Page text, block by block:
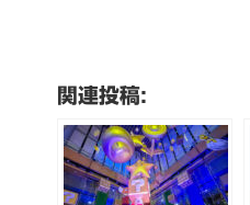
関連投稿: